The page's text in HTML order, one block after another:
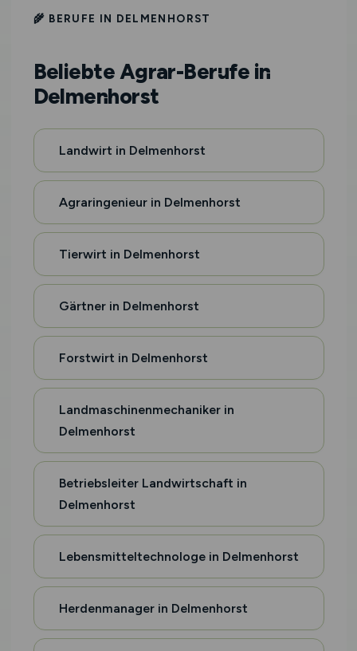
🌾 BERUFE IN DELMENHORST
Beliebte Agrar-Berufe in
Delmenhorst
Landwirt in Delmenhorst
Agraringenieur in Delmenhorst
Tierwirt in Delmenhorst
Gärtner in Delmenhorst
Forstwirt in Delmenhorst
Landmaschinenmechaniker in
Delmenhorst
Betriebsleiter Landwirtschaft in
Delmenhorst
Lebensmitteltechnologe in Delmenhorst
Herdenmanager in Delmenhorst